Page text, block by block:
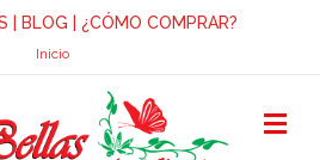
BLOG ¿CÓMO COMPRAR?
Inicio
M
E